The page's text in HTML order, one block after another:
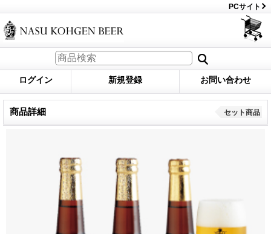
PCサイト
ログイン 新規登録 お問い合わせ
商品詳細 セット商品